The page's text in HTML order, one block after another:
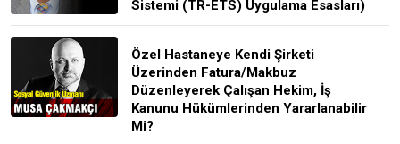
Sistemi (TR-ETS) Uygulama Esasları)
Özel Hastaneye Kendi Şirketi
Üzerinden Fatura/Makbuz
Düzenleyerek Çalışan Hekim, İş
Kanunu Hükümlerinden Yararlanabilir
Mi?